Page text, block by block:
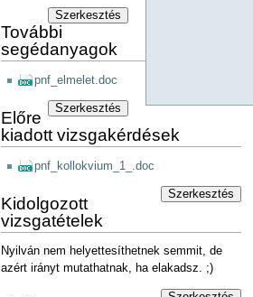
Szerkesztés
További
segédanyagok
pnf_elmelet.doc
Szerkesztés
Előre
kiadott vizsgakérdések
pnf_kollokvium_1_.doc
Szerkesztés
Kidolgozott
vizsgatételek
Nyilván nem helyettesíthetnek semmit, de
azért irányt mutathatnak, ha elakadsz. ;)